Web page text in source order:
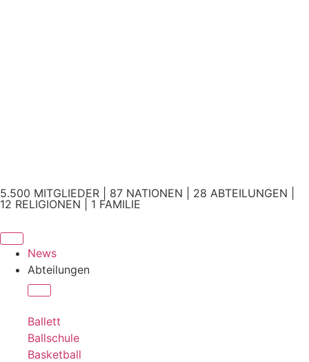
5.500 MITGLIEDER | 87 NATIONEN | 28 ABTEILUNGEN |
12 RELIGIONEN | 1 FAMILIE
News
Abteilungen
Ballett
Ballschule
Basketball